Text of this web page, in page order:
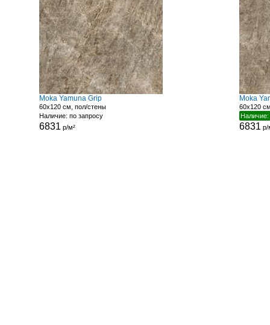
Moka Yamuna Grip
60x120 см, пол/стены
Наличие: по запросу
6831 р/м²
Moka
60x120
6831 р/